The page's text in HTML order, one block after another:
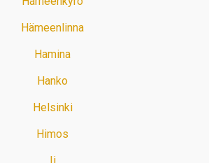
Hämeenlinna
Hamina
Hanko
Helsinki
Himos
Ii